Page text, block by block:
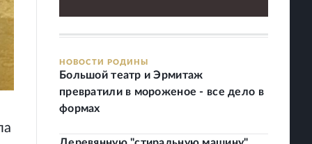
НОВОСТИ РОДИНЫ
Большой театр и Эрмитаж
превратили в мороженое - все дело в
формах